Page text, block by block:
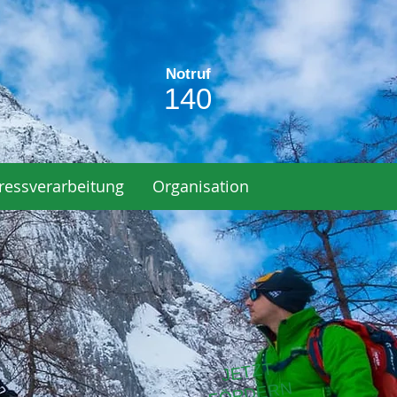
Notruf
140
Organisation
JETZT